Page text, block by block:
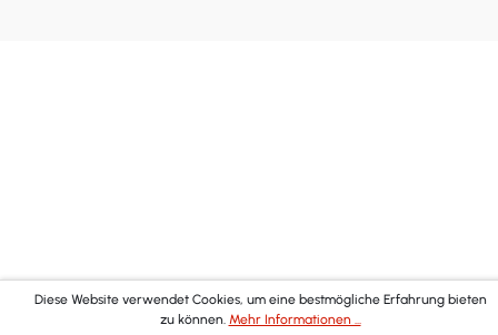
Diese Website verwendet Cookies, um eine bestmögliche Erfahrung bieten
zu können. Mehr Informationen ...